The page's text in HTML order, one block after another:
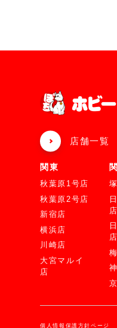
店舗一覧
関東
秋葉原1号店
秋葉原2号店
新宿店
横浜店
川崎店
大宮マルイ
店
店
店
個人情報保護方針ページ